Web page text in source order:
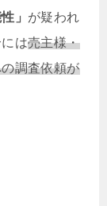
」 が疑われ
は売主様・
調査依頼が